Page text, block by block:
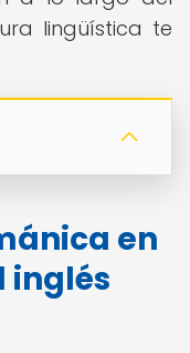
lingüística te
en
inglés